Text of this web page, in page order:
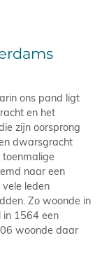
ons pand ligt
en het
zijn oorsprong
dwarsgracht
toenmalige
naar een
leden
Zo woonde in
in 1564 een
woonde daar